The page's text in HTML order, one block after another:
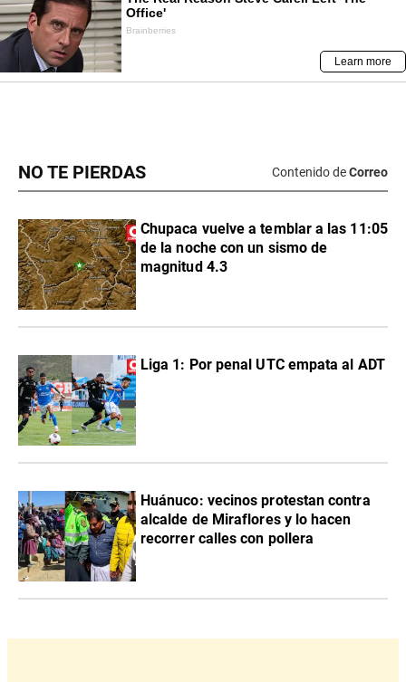
NO TE PIERDAS Contenido deCorreo
Chupaca vuelve a temblar a las 11:05
de la noche con un sismo de
magnitud 4.3
Liga 1: Por penal UTC empata al ADT
Huánuco: vecinos protestan contra
alcalde de Miraflores y lo hacen
recorrer calles con pollera